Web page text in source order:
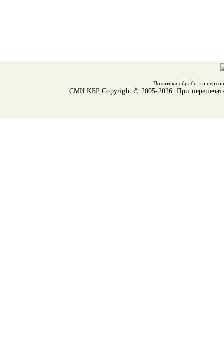
Политика обработки
СМИ КБРCopyright © 2005-2026. При